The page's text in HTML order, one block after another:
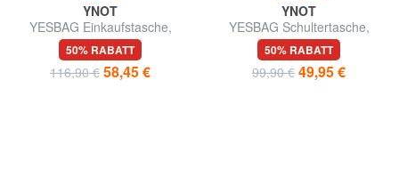
YNOT
YESBAG Einkaufstasche,
Umhängetasche
50% RABATT
116,90 € 58,45 €
YNOT
YESBAG Schultertasche,
verstellbare Größe
50% RABATT
99,90 € 49,95 €